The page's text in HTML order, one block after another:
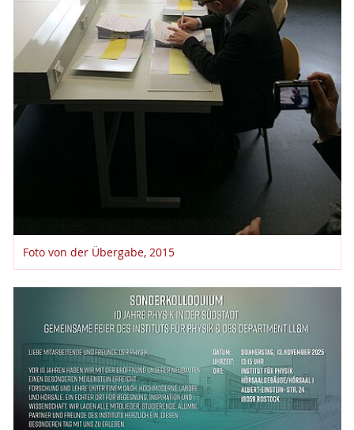
Foto von der Übergabe, 2015